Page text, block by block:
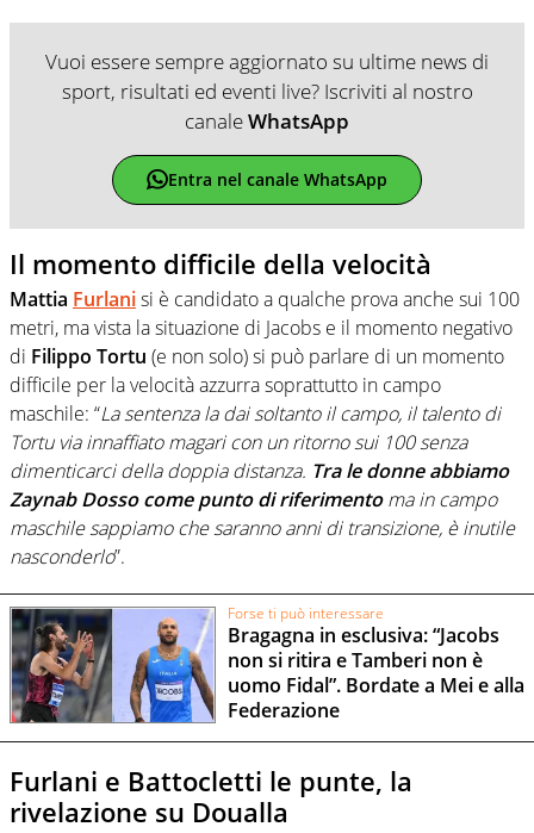
Vuoi essere sempre aggiornato su ultime news di
sport, risultati ed eventi live? Iscriviti al nostro
canaleWhatsApp
Entra nel canale WhatsApp
Il momento difficile della velocità
Mattia Furlanisi è candidato a qualche prova anche sui 100
metri, ma vista la situazione di Jacobs e il momento negativo
di Filippo Tortu (e non solo) si può parlare di un momento
difficile per la velocità azzurra soprattutto in campo
maschile: “La sentenza la dai soltanto il campo, il talento di
Tortu via innaffiato magari con un ritorno sui 100 senza
dimenticarci della doppia distanza. Tra le donne abbiamo
Zaynab Dosso come punto di riferimentoma in campo
maschile sappiamo che saranno anni di transizione, è inutile
nasconderlo”.
Forse ti può interessare
Bragagna in esclusiva: “Jacobs
non si ritira e Tamberi non è
uomo Fidal”. Bordate a Mei e alla
Federazione
Furlani e Battocletti le punte, la
rivelazione su Doualla